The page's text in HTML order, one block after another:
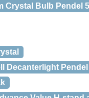
Crystal Bulb Pendel
Decanterlight